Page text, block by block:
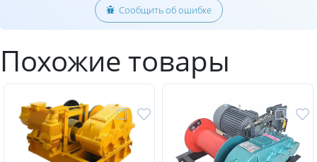
Сообщить об ошибке
Похожие товары